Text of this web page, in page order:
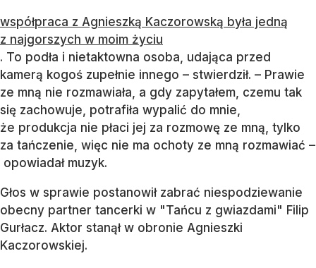
współpraca z Agnieszką Kaczorowską była jedną
z najgorszych w moim życiu
. To podła i nietaktowna osoba, udająca przed
kamerą kogoś zupełnie innego – stwierdził. – Prawie
ze mną nie rozmawiała, a gdy zapytałem, czemu tak
się zachowuje, potrafiła wypalić do mnie,
że produkcja nie płaci jej za rozmowę ze mną, tylko
za tańczenie, więc nie ma ochoty ze mną rozmawiać –
opowiadał muzyk.
Głos w sprawie postanowił zabrać niespodziewanie
obecny partner tancerki w "Tańcu z gwiazdami" Filip
Gurłacz. Aktor stanął w obronie Agnieszki
Kaczorowskiej.